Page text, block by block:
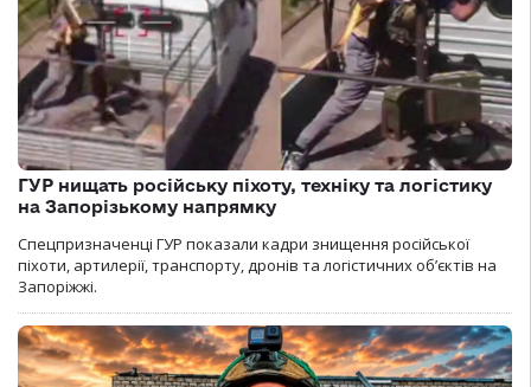
ГУР нищать російську піхоту, техніку та логістику
на Запорізькому напрямку
Спецпризначенці ГУР показали кадри знищення російської
піхоти, артилерії, транспорту, дронів та логістичних об’єктів на
Запоріжжі.